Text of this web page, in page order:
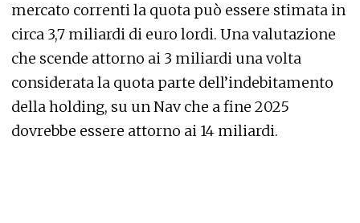
mercato correnti la quota può essere stimata in
circa 3,7 miliardi di euro lordi. Una valutazione
che scende attorno ai 3 miliardi una volta
considerata la quota parte dell’indebitamento
della holding, su un Nav che a fine 2025
dovrebbe essere attorno ai 14 miliardi.